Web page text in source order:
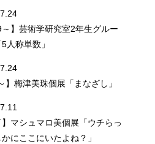
～】芸術学研究室2年生グルー
人称単数」
】梅津美珠個展「まなざし」
】マシュマロ美個展「ウチらっ
にここにいたよね？」